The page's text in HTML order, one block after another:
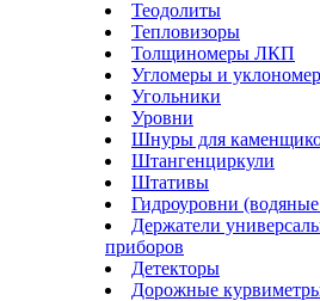
Теодолиты
Тепловизоры
Толщиномеры ЛКП
Угломеры и
Угольники
Уровни
Шнуры для
Штангенциркули
Штативы
Гидроуровни
Держатели
приборов
Детекторы
Дорожные